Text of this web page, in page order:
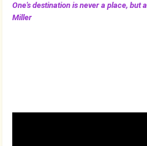
One's destination is never a place, but
Miller